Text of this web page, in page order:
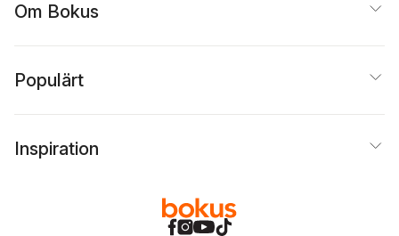
Om Bokus
Populärt
Inspiration